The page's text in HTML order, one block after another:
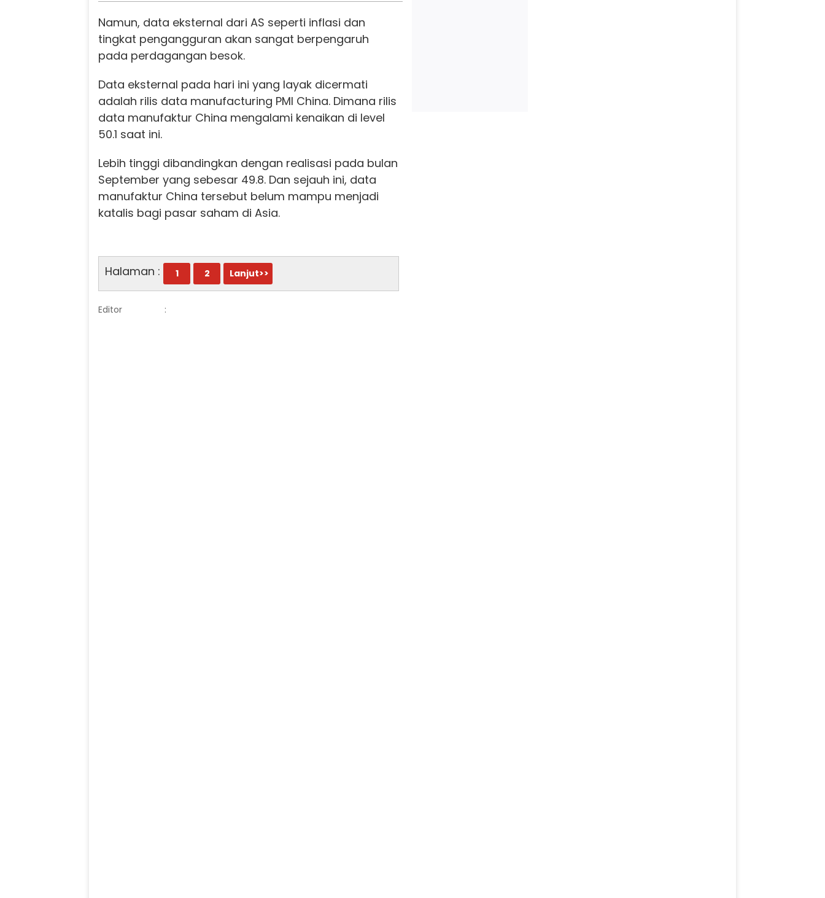
Namun, data eksternal dari AS seperti inflasi dan
tingkat pengangguran akan sangat berpengaruh
pada perdagangan besok.
Data eksternal pada hari ini yang layak dicermati
adalah rilis data manufacturing PMI China. Dimana rilis
data manufaktur China mengalami kenaikan di level
50.1 saat ini.
Lebih tinggi dibandingkan dengan realisasi pada bulan
September yang sebesar 49.8. Dan sejauh ini, data
manufaktur China tersebut belum mampu menjadi
katalis bagi pasar saham di Asia.
Halaman : 1 2 Lanjut>>
Editor :